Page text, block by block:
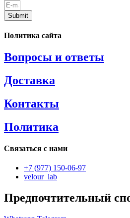
Submit
Политика сайта
Вопросы и ответы
Доставка
Контакты
Политика
Связаться с нами
+7 (977) 150-06-97
velour_lab
Предпочтительный